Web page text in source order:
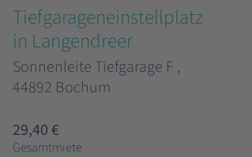
Tiefgarageneinstellplatz
in Langendreer
Sonnenleite Tiefgarage F ,
44892 Bochum
29,40 €
Gesamtmiete